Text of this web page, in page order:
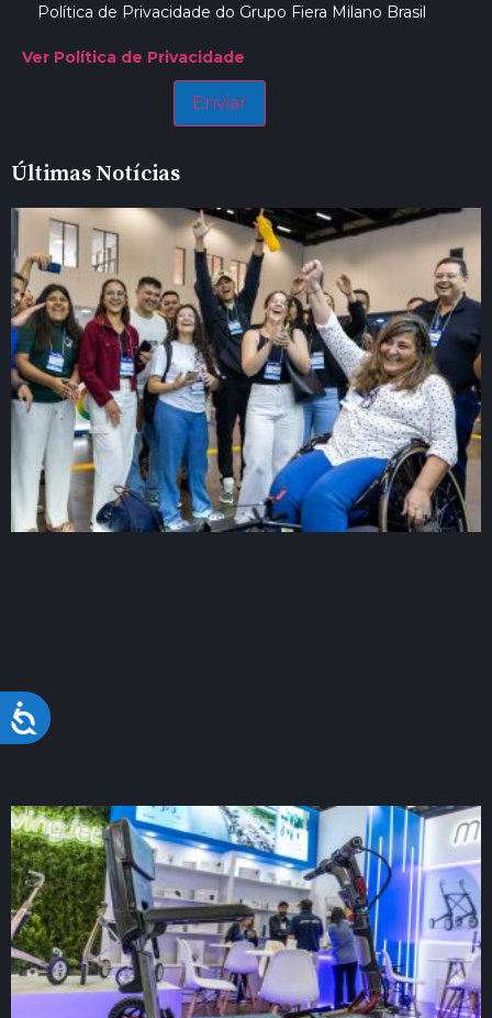
Acessibilidade
Política de Privacidade do Grupo Fiera Milano Brasil
Ver Política de Privacidade
Últimas Notícias